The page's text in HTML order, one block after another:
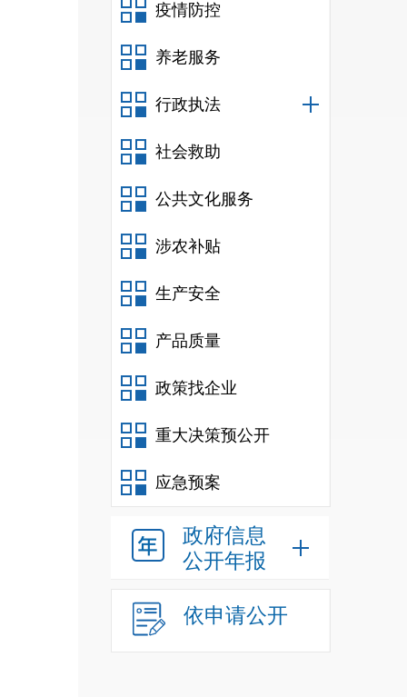
疫情防控
养老服务
行政执法
社会救助
公共文化服务
涉农补贴
生产安全
产品质量
政策找企业
重大决策预公开
应急预案
政府信息
公开年报
依申请公开